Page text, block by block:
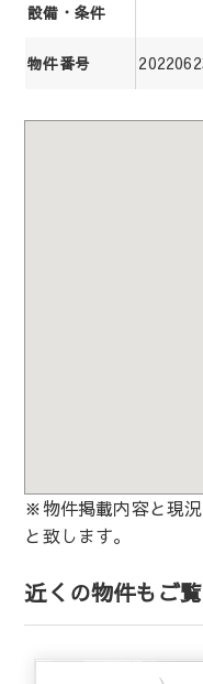
設備・条件
物件番号
※物件掲載内容と現
と致します。
近くの物件もご